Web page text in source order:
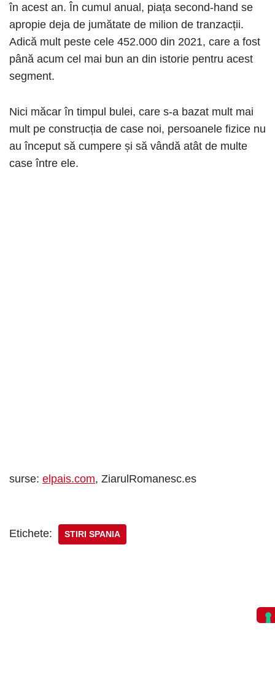
în acest an. În cumul anual, piața second-hand se
apropie deja de jumătate de milion de tranzacții.
Adică mult peste cele 452.000 din 2021, care a fost
până acum cel mai bun an din istorie pentru acest
segment.
Nici măcar în timpul bulei, care s-a bazat mult mai
mult pe construcția de case noi, persoanele fizice nu
au început să cumpere și să vândă atât de multe
case între ele.
surse: elpais.com, ZiarulRomanesc.es
Etichete: STIRI SPANIA